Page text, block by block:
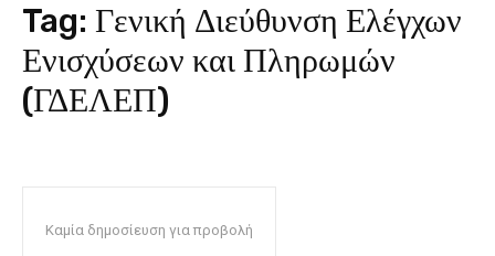
Tag: Γενική Διεύθυνση Ελέγχων
Ενισχύσεων και Πληρωμών
(ΓΔΕΛΕΠ)
Καμία δημοσίευση για προβολή